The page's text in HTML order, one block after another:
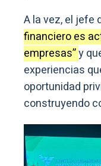
A la vez, el jefe
financiero es
empresas”y
experiencias
oportunidad
construyendo